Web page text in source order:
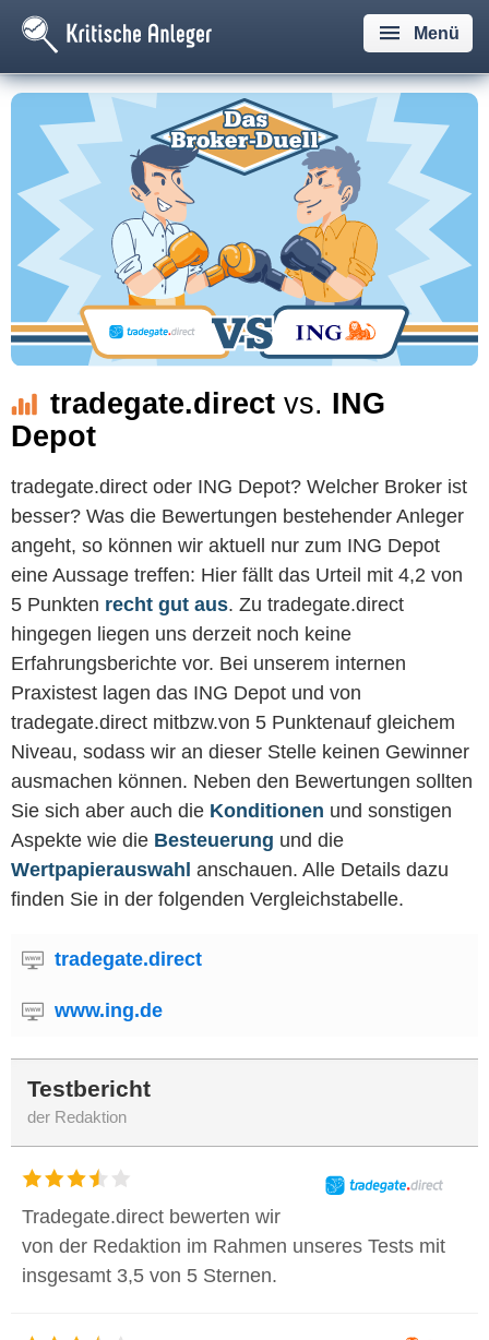
Menü
tradegate.directvs. ING
Depot
tradegate.direct oder ING Depot? Welcher Broker ist
besser? Was die Bewertungen bestehender Anleger
angeht, so können wir aktuell nur zum ING Depot
eine Aussage treffen: Hier fällt das Urteil mit 4,2 von
5 Punkten recht gut aus. Zu tradegate.direct
hingegen liegen uns derzeit noch keine
Erfahrungsberichte vor. Bei unserem internen
Praxistest lagen das ING Depot und von
tradegate.direct mitbzw.von 5 Punktenauf gleichem
Niveau, sodass wir an dieser Stelle keinen Gewinner
ausmachen können. Neben den Bewertungen sollten
Sie sich aber auch die Konditionen und sonstigen
Aspekte wie die Besteuerung und die
Wertpapierauswahl anschauen. Alle Details dazu
finden Sie in der folgenden Vergleichstabelle.
tradegate.direct
www.ing.de
Testbericht
der Redaktion
Tradegate.direct bewerten wir
von der Redaktion im Rahmen unseres Tests mit
insgesamt 3,5 von 5 Sternen.